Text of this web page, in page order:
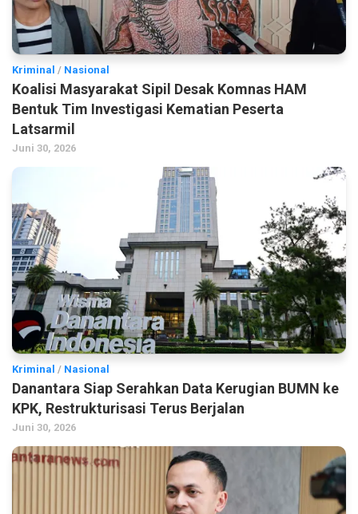
Kriminal / Nasional
Koalisi Masyarakat Sipil Desak Komnas HAM
Bentuk Tim Investigasi Kematian Peserta
Latsarmil
Juni 30, 2026
Kriminal / Nasional
Danantara Siap Serahkan Data Kerugian BUMN ke
KPK, Restrukturisasi Terus Berjalan
Juni 30, 2026